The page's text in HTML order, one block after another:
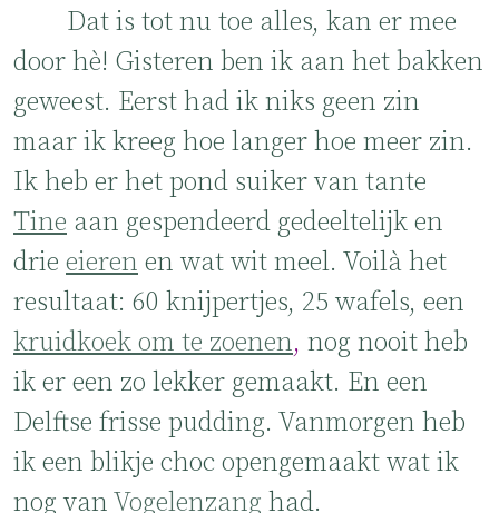
Dat is tot nu toe alles, kan er mee
door hè! Gisteren ben ik aan het bakken
geweest. Eerst had ik niks geen zin
maar ik kreeg hoe langer hoe meer zin.
Ik heb er het pond suiker van tante
Tine aan gespendeerd gedeeltelijk en
drie eieren en wat wit meel. Voilà het
resultaat: 60 knijpertjes, 25 wafels, een
kruidkoek om te zoenen, nog nooit heb
ik er een zo lekker gemaakt. En een
Delftse frisse pudding. Vanmorgen heb
ik een blikje choc opengemaakt wat ik
nog van Vogelenzang had.